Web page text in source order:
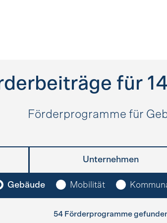
für
Förderprogramme für
Unternehmen
Gebäude Mobilität
54 Förderprogramme